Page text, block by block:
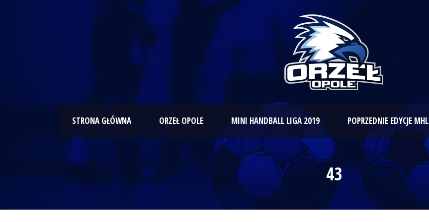
STRONA GŁÓWNA ORZEŁ OPOLE MINI HANDBALL LIGA 2019 POPRZEDNIE EDYCJE MHL
43